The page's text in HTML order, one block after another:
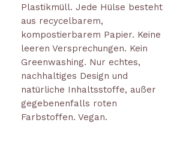
Plastikmüll. Jede Hülse besteht
aus recycelbarem,
kompostierbarem Papier. Keine
leeren Versprechungen. Kein
Greenwashing. Nur echtes,
nachhaltiges Design und
natürliche Inhaltsstoffe, außer
gegebenenfalls roten
Farbstoffen. Vegan.